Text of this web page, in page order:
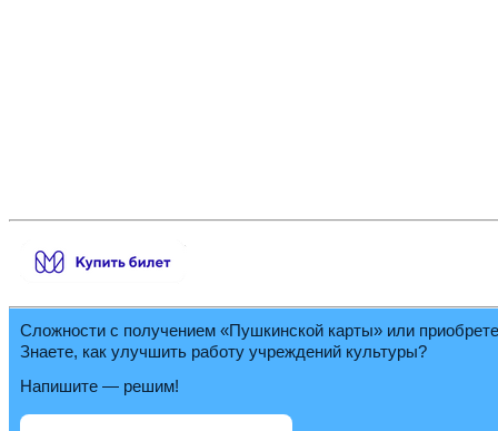
Сложности с получением «Пушкинской карты» или
Знаете, как улучшить работу учреждений культуры?
Напишите — решим!